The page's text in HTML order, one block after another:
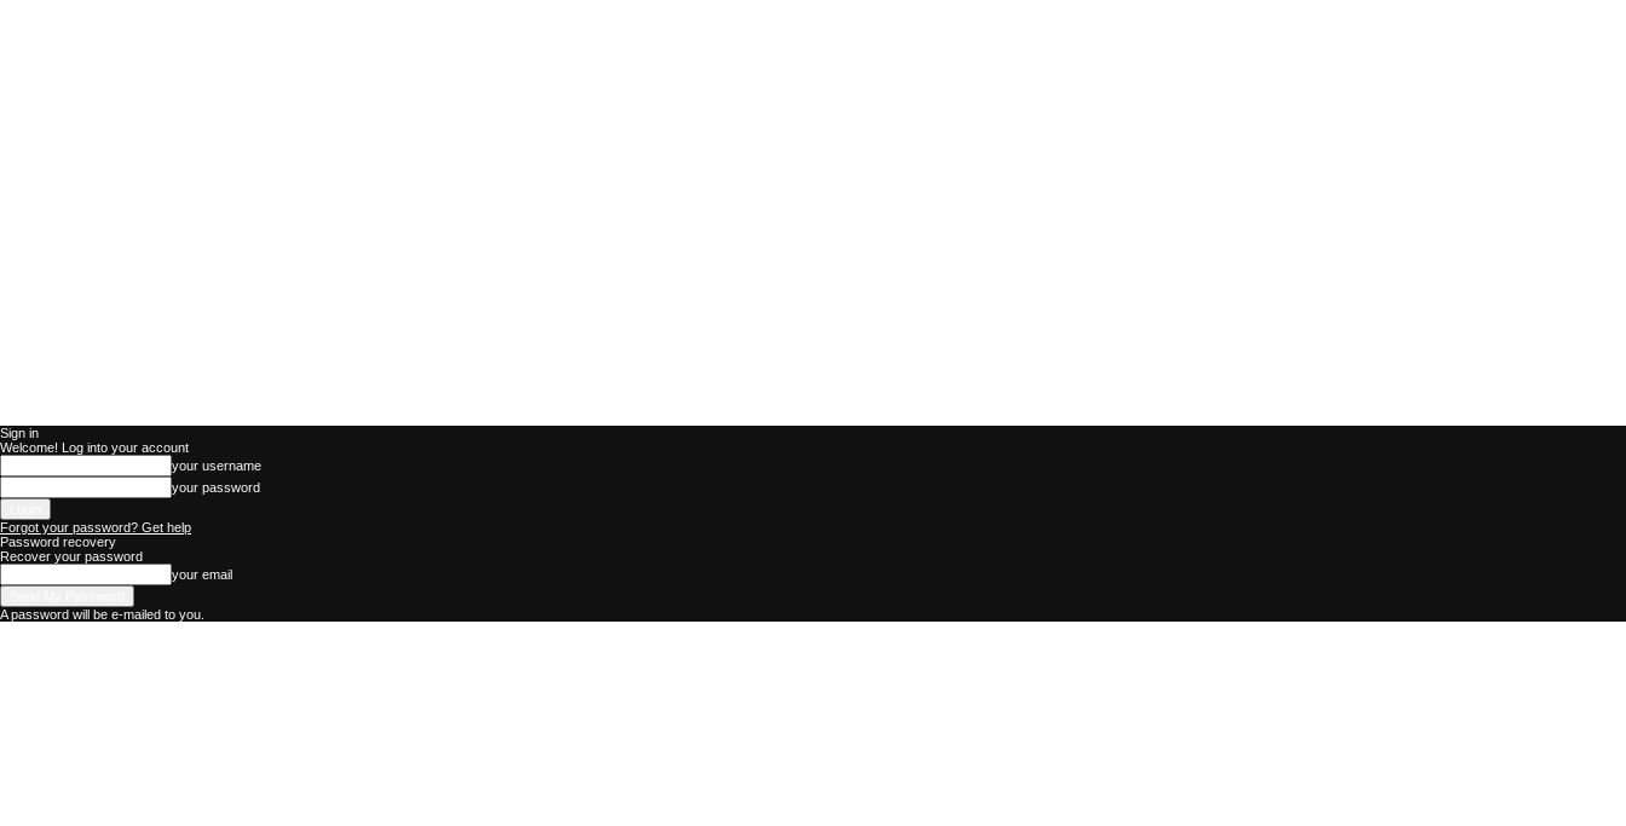
Sign in
Welcome! Log into your account
your username
your password
Forgot your password? Get help
Password recovery
Recover your password
your email
A password will be e-mailed to you.